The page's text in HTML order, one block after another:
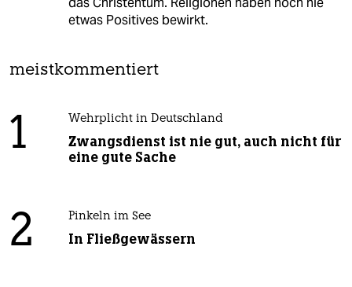
etwas Positives bewirkt.
meistkommentiert
1 Wehrplicht in Deutschland
Zwangsdienst ist nie gut, auch nicht für
eine gute Sache
2 Pinkeln im See
In Fließgewässern